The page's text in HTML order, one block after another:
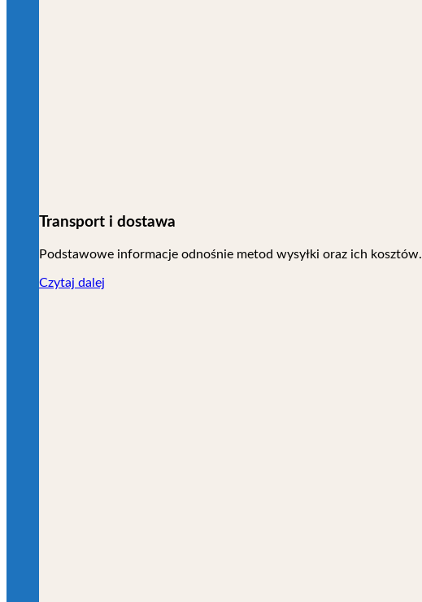
Transport i dostawa
Podstawowe informacje odnośnie metod wysyłki oraz ich kosztów.
Czytaj dalej